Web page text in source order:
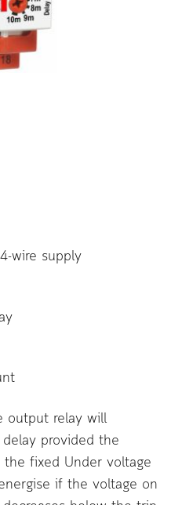
wire supply
output relay will
provided the
fixed Under voltage
if the voltage on